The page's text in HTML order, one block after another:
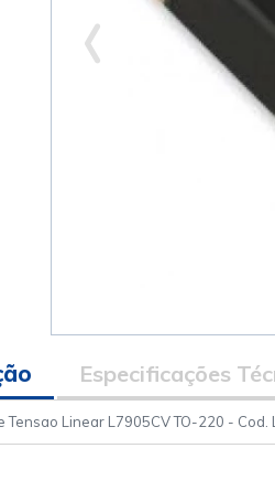
Tensao Linear L7905CV TO-220 -
Especificações